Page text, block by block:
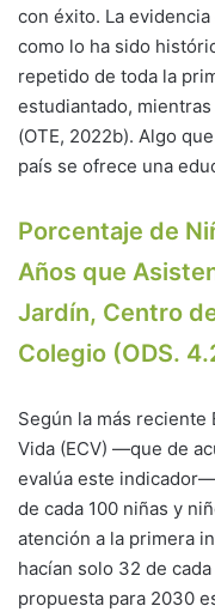
con éxito. La
como lo ha sido
repetido de toda la
estudiantado,
(OTE, 2022b). Algo
país se ofrece una
Porcentaje de
Años que
Jardín, Centro
Colegio (ODS.
Según la más reciente
Vida (ECV) —que de
evalúa este
de cada 100 niñas y
atención a la primera
hacían solo 32 de
propuesta para 2030